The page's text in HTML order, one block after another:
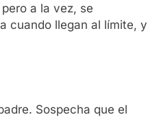
a la vez, se
cuando llegan al límite, y
Sospecha que el